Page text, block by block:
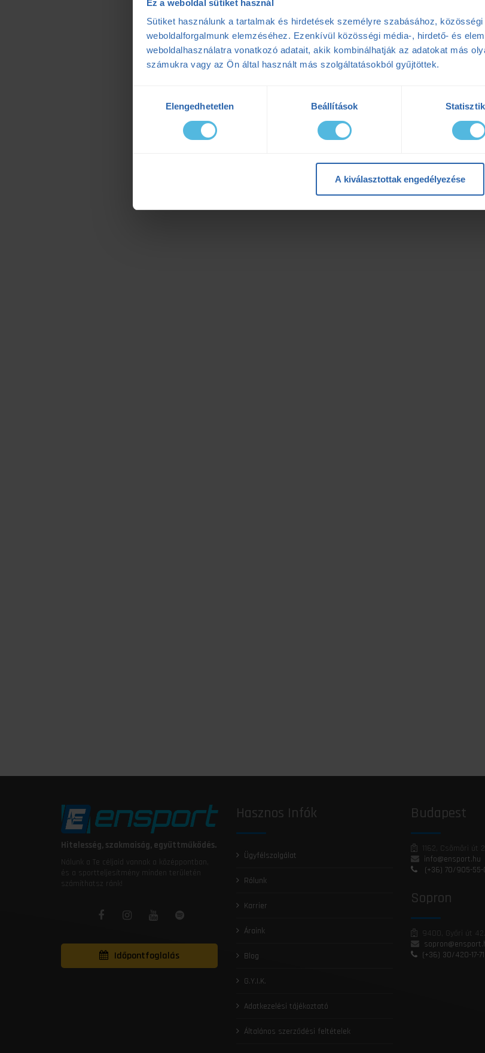
Ez a weboldal sütiket használ
Sütiket használunk a tartalmak és hirdetések személyre szabásához,
weboldalforgalmunk elemzéséhez. Ezenkívül közösségi média-, hirdető- és
weboldalhasználatra vonatkozó adatait, akik kombinálhatják az adatokat más
számukra vagy az Ön által használt más szolgáltatásokból gyűjtöttek.
kiválasztásaElengedhetetlen Beállítások
A kiválasztottak engedélyezése
Hitelesség, szakmaiság, együttműködés.
Nálunk a Te céljaid vannak a középpontban,
és a sportteljesítmény minden területén
számíthatsz ránk!
Időpontfoglalás
Hasznos Infók
Ügyfélszolgálat
Rólunk
Karrier
Áraink
Blog
G.Y.I.K.
Adatkezelési tájékoztató
Általános szerződési feltételek
Budapest
1162, Csömöri út
info@ensport.hu
(+36) 70/905-55-
Sopron
9400, Győri út 42.
(+36) 30/420-17-71